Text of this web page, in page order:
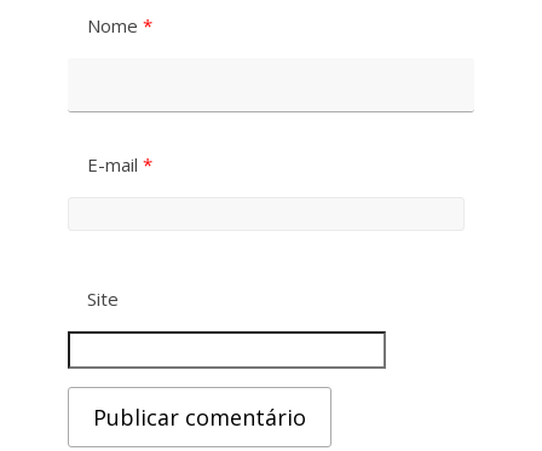
Nome *
E-mail *
Site